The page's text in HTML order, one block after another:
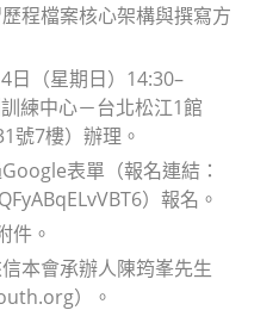
程檔案核心架構與撰寫方
日（星期日）14:30–
練中心－台北松江1館
號7樓）辦理。
表單（報名連結：
）報名。
件。
本會承辦人陳筠峯先生
）。